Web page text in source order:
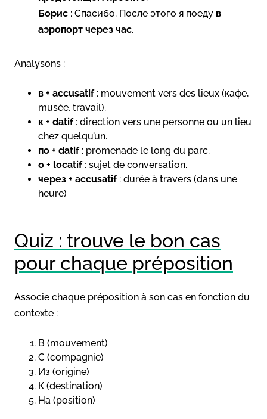
Борис : Спасибо. После этого я поеду в
аэропорт через час.
Analysons :
в + accusatif: mouvement vers des lieux (кафе,
musée, travail).
к + datif: direction vers une personne ou un lieu
chez quelqu’un.
по + datif: promenade le long du parc.
о + locatif: sujet de conversation.
через + accusatif: durée à travers (dans une
heure)
Quiz : trouve le bon cas
pour chaque préposition
Associe chaque préposition à son cas en fonction du
contexte :
В (mouvement)
С (compagnie)
Из (origine)
К (destination)
На (position)